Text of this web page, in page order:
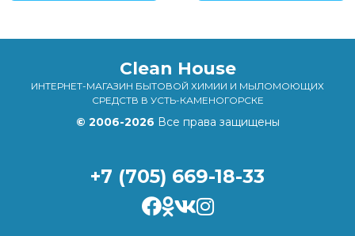
Clean House
ИНТЕРНЕТ-МАГАЗИН БЫТОВОЙ ХИМИИ И МЫЛОМОЮЩИХ
СРЕДСТВ В УСТЬ-КАМЕНОГОРСКЕ
© 2006-2026 Все права защищены
+7 (705) 669-18-33